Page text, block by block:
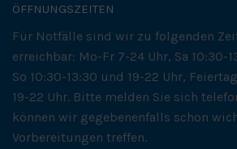
ÖFFNUNGSZEITEN
Für Notfälle sind wir zu folgenden
erreichbar: Mo-Fr 7-24 Uhr, Sa 10:30-
So 10:30-13:30 und 19-22 Uhr,
19-22 Uhr. Bitte melden Sie sich
können wir gegebenenfalls schon
Vorbereitungen treffen.